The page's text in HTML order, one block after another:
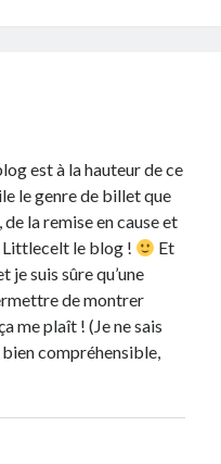
est à la hauteur de ce
le genre de billet que
la remise en cause et
Littlecelt le blog !
Et
je suis sûre qu’une
de montrer
me plaît ! (Je ne sais
compréhensible,